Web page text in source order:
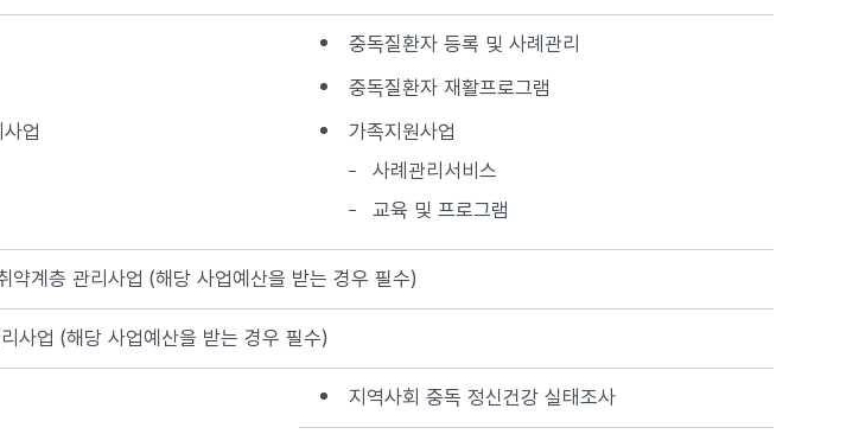
업
중독질환자 등록 및 사례관리
중독질환자 재활프로그램
가족지원사업
사례관리서비스
교육 및 프로그램
약계층 관리사업 (해당 사업예산을 받는 경우 필수)
사업 (해당 사업예산을 받는 경우 필수)
지역사회 중독 정신건강 실태조사